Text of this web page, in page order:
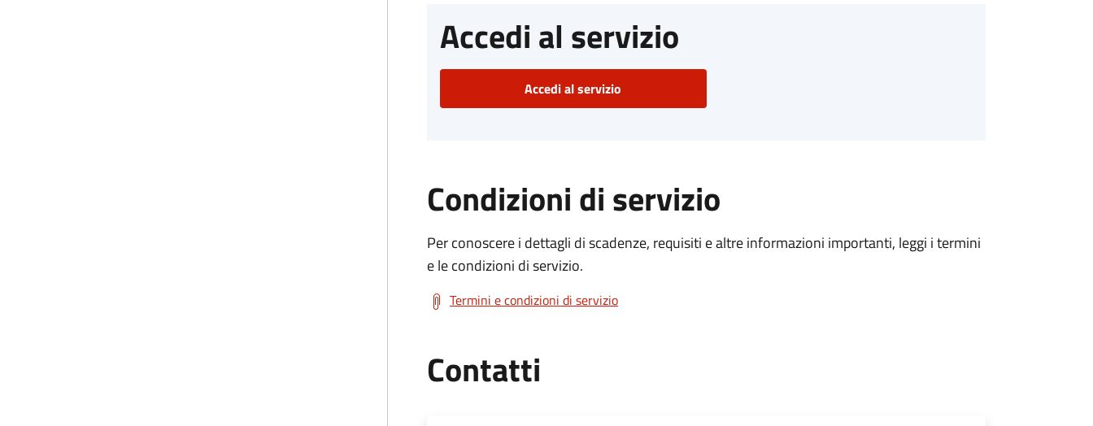
Accedi al servizio
Accedi al servizio
Condizioni di servizio
Per conoscere i dettagli di scadenze, requisiti e altre informazioni importanti, leggi i termini
e le condizioni di servizio.
Termini e condizioni di servizio
Contatti